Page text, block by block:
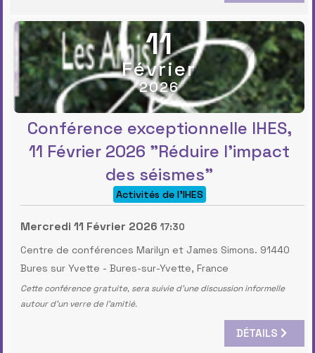
11
Février
2026
Conférence exceptionnelle IHES,
11 Février 2026 "Réduire l'impact
des séismes"
Activités de l'IHES
Mercredi 11 Février 2026 17:30
Centre de conférences Marilyn et James Simons. 91440
Bures sur Yvette - Bures-sur-Yvette, France
Cette conférence gratuite, sera suivie d’une discussion informelle
autour d’un verre de l’amitié.
DÉTAILS